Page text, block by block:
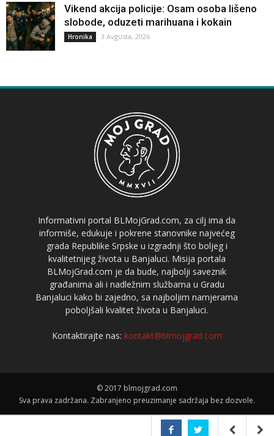
Vikend akcija policije: Osam osoba lišeno
slobode, oduzeti marihuana i kokain
Hronika 3 Avgusta, 2026
Informativni portal BLMojGrad.com, za cilj ima da
informiše, edukuje i pokrene stanovnike najvećeg
grada Republike Srpske u izgradnji što boljeg i
kvalitetnijeg života u Banjaluci. Misija portala
BLMojGrad.com je da bude, najbolji saveznik
građanima ali i nadležnim službama u Gradu
Banjaluci kako bi zajedno, sa najboljim namjerama
poboljšali kvalitet života u Banjaluci.
Kontaktirajte nas: kontakt@blmojgrad.com
© 2017 blmojgrad.com
Sva prava zadržana. Zabranjeno preuzimanje sadržaja bez dozvole.